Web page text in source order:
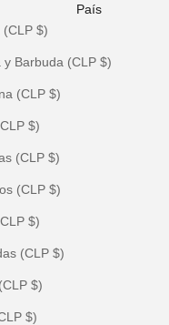
País
(CLP $)
y Barbuda (CLP $)
(CLP $)
$)
(CLP $)
(CLP $)
$)
(CLP $)
$)
$)